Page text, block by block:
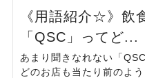
《用語紹介☆》飲
「QSC」ってど...
あまり聞きなれない「
どのお店も当たり前のよ